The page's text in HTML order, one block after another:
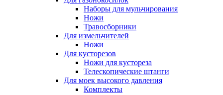
Наборы для мульчирования
Ножи
Травосборники
Для измельчителей
Ножи
Для кусторезов
Ножи для кустореза
Телескопические штанги
Для моек высокого давления
Комплекты